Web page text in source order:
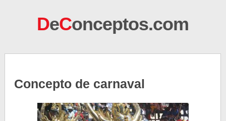
DeConceptos.com
Concepto de carnaval